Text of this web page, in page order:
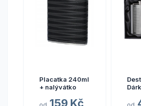
Placatka 240ml
+ nalývátko
159 Kč